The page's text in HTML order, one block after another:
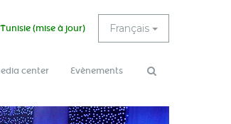
Français
(mise à jour)
center Evènements